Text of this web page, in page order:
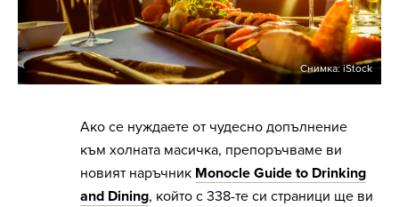
Снимка: iStock
Ако се нуждаете от чудесно допълнение
към холната масичка, препоръчваме ви
новият наръчник Monocle Guide to Drinking
and Dining, който с 338-те си страници ще ви